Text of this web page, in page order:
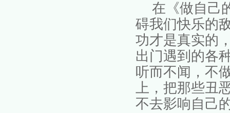
在《做自己
碍我们快乐的
功才是真实的
出门遇到的各
听而不闻，不
上 ， 把那些丑
不去影响自己